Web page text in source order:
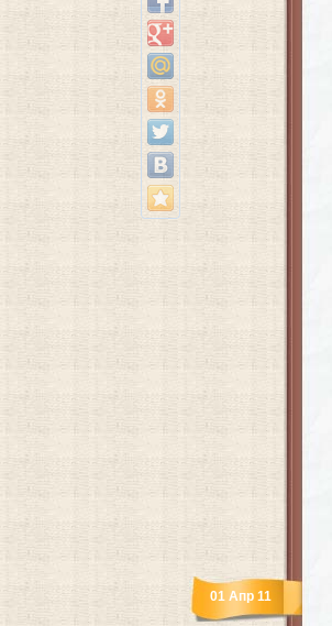
01 Апр 11